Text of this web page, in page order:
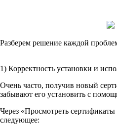
Разберем решение каждой
1) Корректность установки и
Очень часто, получив новый
забывают его установить с
Через «Просмотреть
следующее: